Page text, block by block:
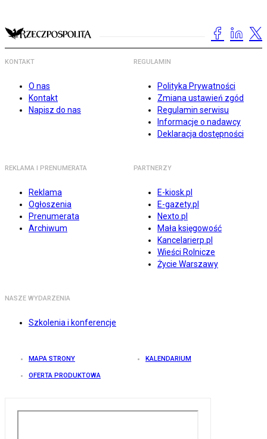
KONTAKT
O nas
Kontakt
Napisz do nas
REGULAMIN
Polityka Prywatności
Zmiana ustawień zgód
Regulamin serwisu
Informacje o nadawcy
Deklaracja dostępności
REKLAMA I PRENUMERATA
Reklama
Ogłoszenia
Prenumerata
Archiwum
PARTNERZY
E-kiosk.pl
E-gazety.pl
Nexto.pl
Mała księgowość
Kancelarierp.pl
Wieści Rolnicze
Życie Warszawy
NASZE WYDARZENIA
Szkolenia i konferencje
MAPA STRONY KALENDARIUM
OFERTA PRODUKTOWA